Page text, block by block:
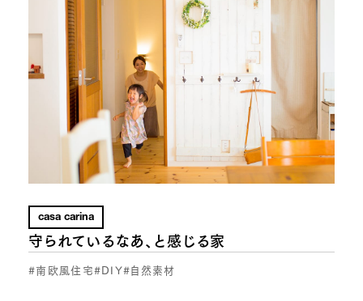
casa carina
守られているなあ、と感じる家
#南欧風住宅#DIY#自然素材